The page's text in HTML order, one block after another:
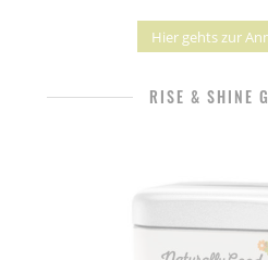
Hier gehts zur
RISE & SHINE